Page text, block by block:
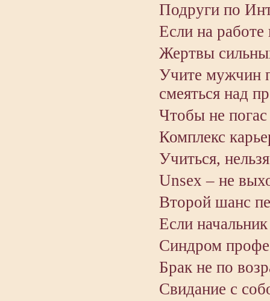
Подруги по
Если на
Жертвы
Учите мужчин
смеяться над
Чтобы не погас
Комплекс
Учиться,
Unsex – не
Второй шанс
Если
Cиндром
Брак не по
Свидание с